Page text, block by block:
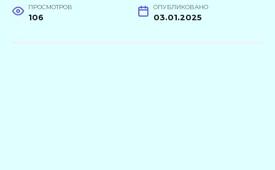
ПРОСМОТРОВ
106
ОПУБЛИКОВАНО
03.01.2025